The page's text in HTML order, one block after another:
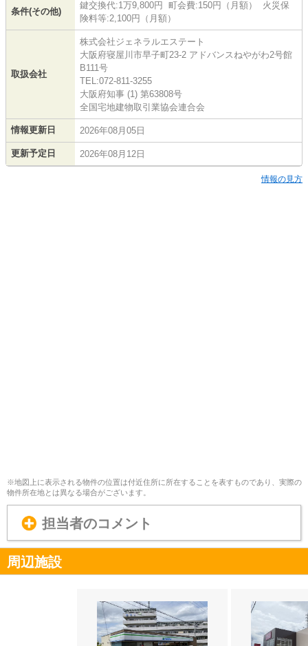
条件(その他)
鍵交換代:1万9,800円 町会費:150円（月額） 火災保
険料等:2,100円（月額）
取扱会社
株式会社ジェネラルエステート
大阪府寝屋川市早子町23-2 アドバンスねやがわ2号館
B111号
TEL:072-811-3255
大阪府知事 (1) 第63808号
全国宅地建物取引業協会連合会
情報更新日 2026年08月05日
更新予定日 2026年08月12日
情報の見方
※地図上に表示される物件の位置は付近住所に所在することを表すものであり、実際の
物件所在地とは異なる場合がございます。
担当者のコメント
周辺施設